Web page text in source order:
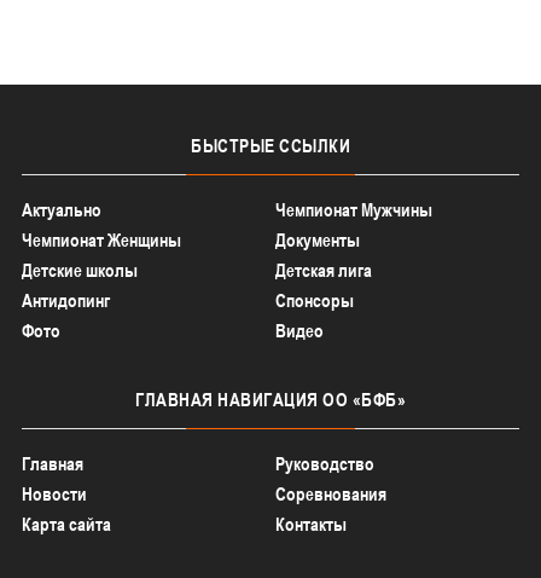
БЫСТРЫЕ ССЫЛКИ
Актуально
Чемпионат Мужчины
Чемпионат Женщины
Документы
Детские школы
Детская лига
Антидопинг
Спонсоры
Фото
Видео
ГЛАВНАЯ НАВИГАЦИЯ ОО «БФБ»
Главная
Руководство
Новости
Соревнования
Карта сайта
Контакты